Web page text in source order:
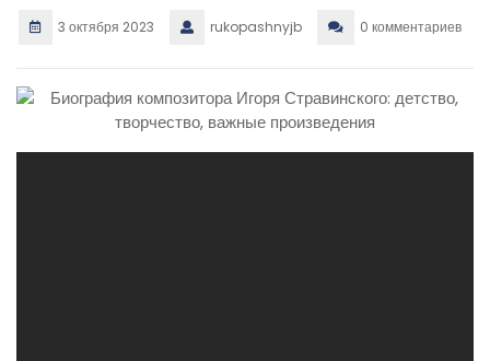
3 октября 2023 rukopashnyjb 0 комментариев